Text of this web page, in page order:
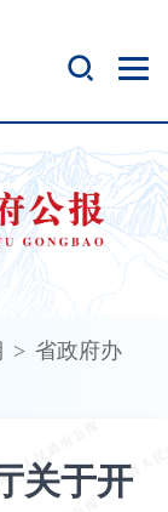
> 省政府办
关于开